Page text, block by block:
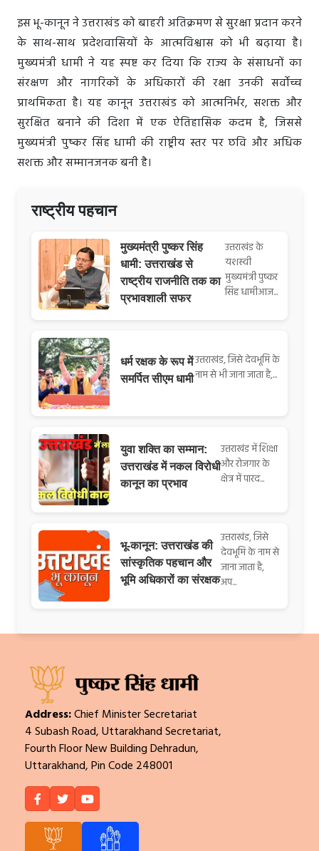
इस भू-कानून ने उत्तराखंड को बाहरी अतिक्रमण से सुरक्षा प्रदान करने
के साथ-साथ प्रदेशवासियों के आत्मविश्वास को भी बढ़ाया है।
मुख्यमंत्री धामी ने यह स्पष्ट कर दिया कि राज्य के संसाधनों का
संरक्षण और नागरिकों के अधिकारों की रक्षा उनकी सर्वोच्च
प्राथमिकता है। यह कानून उत्तराखंड को आत्मनिर्भर, सशक्त और
सुरक्षित बनाने की दिशा में एक ऐतिहासिक कदम है, जिससे
मुख्यमंत्री पुष्कर सिंह धामी की राष्ट्रीय स्तर पर छवि और अधिक
सशक्त और सम्मानजनक बनी है।
राष्ट्रीय पहचान
मुख्यमंत्री पुष्कर सिंह
धामी: उत्तराखंड से
राष्ट्रीय राजनीति तक का
प्रभावशाली सफर
उत्तराखंड के
यशस्वी
मुख्यमंत्री पुष्कर
सिंह धामीआज...
धर्म रक्षक के रूप में
समर्पित सीएम धामी
उत्तराखंड, जिसे देवभूमि के
नाम से भी जाना जाता है,...
युवा शक्ति का सम्मान:
उत्तराखंड में नकल विरोधी
कानून का प्रभाव
उत्तराखंड में शिक्षा
और रोजगार के
क्षेत्र में पारद...
भू-कानून: उत्तराखंड की
सांस्कृतिक पहचान और
भूमि अधिकारों का संरक्षक
उत्तराखंड, जिसे
देवभूमि के नाम से
जाना जाता है,
अप...
Address:Chief Minister Secretariat
4 Subash Road, Uttarakhand Secretariat,
Fourth Floor New Building Dehradun,
Uttarakhand, Pin Code 248001